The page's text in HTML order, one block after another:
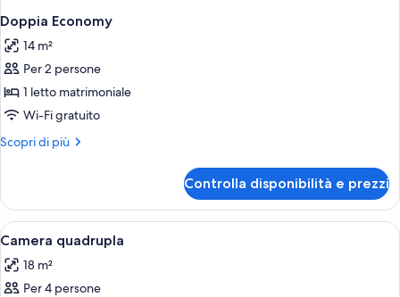
Doppia Economy
14 m²
Per 2 persone
1 letto matrimoniale
Wi-Fi gratuito
Scopri di più
Altri
Economy
Controlla disponibilità e prezzi
Apri
tutte
le
foto
Un bagno con un lavandino bianco,
1
Camera quadrupla
18 m²
Per 4 persone